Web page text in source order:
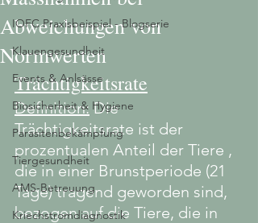
IOFC Praxisbeispiel - Blogserie
Klauengesundheit
Events & Anlsässe
Biosicherheit & Hygiene
Parasitenbekämpfung
Tiergesundheit
AMS-Betreuung
Kriechstromdiagnostik
Abweichungen von
Normwerten
Trächtigkeitsrate
Definition: Die
Trächtigkeitsrate ist der
prozentualen Anteil der Tiere ,
die in einer Brunstperiode (21
Tage) tragend geworden sind,
bezogen auf die Tiere, die in